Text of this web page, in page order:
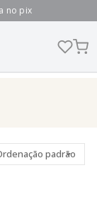
no pix